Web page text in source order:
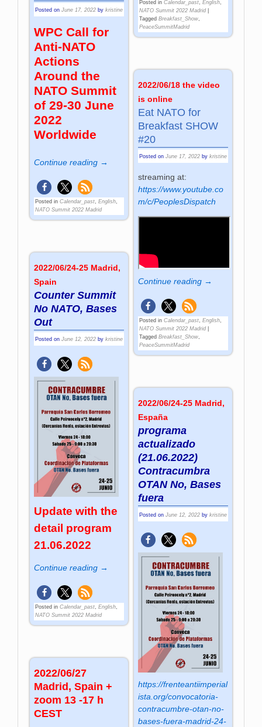
Posted in Calendar_past, English,
NATO Summit 2022 Madrid|
Tagged Breakfast_Show,
PeaceSummitMadrid
Posted onJune 17, 2022 bykristine
WPC Call for
Anti-NATO
Actions
Around the
NATO Summit
of 29-30 June
2022
Worldwide
Continue reading →
Posted in Calendar_past ,English
NATO Summit 2022 Madrid
2022/06/18 the video
is online
Eat NATO for
Breakfast SHOW
#20
Posted on June 17, 2022 by kristine
streaming at:
https://www.youtube.co
m/c/PeoplesDispatch
Continue reading →
Posted in Calendar_past, English,
NATO Summit 2022 Madrid|
Tagged Breakfast_Show,
PeaceSummitMadrid
2022/06/24-25 Madrid,
Spain
Counter Summit
No NATO, Bases
Out
Posted onJune 12, 2022 bykristine
Update with the
detail program
21.06.2022
Continue reading →
Posted in Calendar_past,English,
NATO Summit 2022 Madrid
2022/06/24-25 Madrid,
España
programa
actualizado
(21.06.2022)
Contracumbra
OTAN No, Bases
fuera
Posted on June 12, 2022 by kristine
https://frenteantiimperial
ista.org/convocatoria-
contracumbre-otan-no-
bases-fuera-madrid-24-
2022/06/27
Madrid, Spain +
zoom 13 -17 h
CEST